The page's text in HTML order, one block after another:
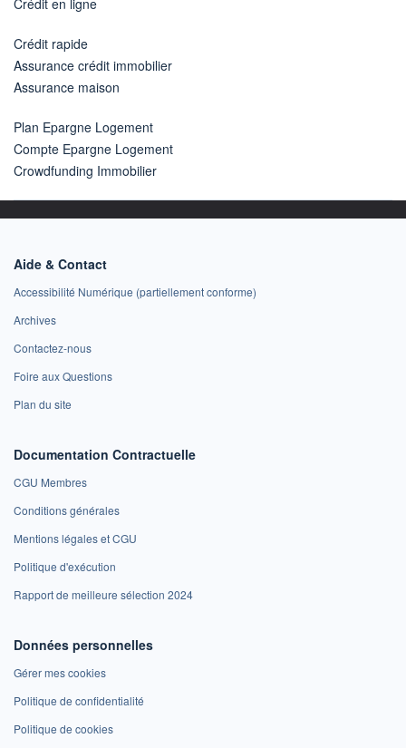
Crédit rapide
Assurance crédit immobilier
Assurance maison
Plan Epargne Logement
Compte Epargne Logement
Crowdfunding Immobilier
Aide & Contact
Accessibilité Numérique (partiellement conforme)
Archives
Contactez-nous
Foire aux Questions
Plan du site
Documentation Contractuelle
CGU Membres
Conditions générales
Mentions légales et CGU
Politique d'exécution
Rapport de meilleure sélection 2024
Données personnelles
Gérer mes cookies
Politique de confidentialité
Politique de cookies